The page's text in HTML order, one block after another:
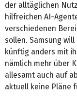
der alltäglichen
hilfreichen AI-
verschiedenen
sollen. Samsung
künftig anders mit
nämlich mehr über
allesamt auch auf
aktuell keine Pläne